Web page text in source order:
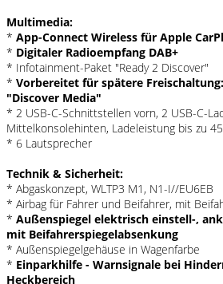
Multimedia:
* App-Connect Wireless für Apple
* Digitaler Radioempfang DAB+
* Infotainment-Paket "Ready 2 Discover"
* Vorbereitet für spätere
"Discover Media"
* 2 USB-C-Schnittstellen vorn, 2 USB-C-
Mittelkonsolehinten, Ladeleistung bis zu
* 6 Lautsprecher
Technik & Sicherheit:
* Abgaskonzept, WLTP3 M1, N1-I//EU6EB
* Airbag für Fahrer und Beifahrer, mit
* Außenspiegel elektrisch einstell-,
mit Beifahrerspiegelabsenkung
* Außenspiegelgehäuse in Wagenfarbe
* Einparkhilfe - Warnsignale bei
Heckbereich